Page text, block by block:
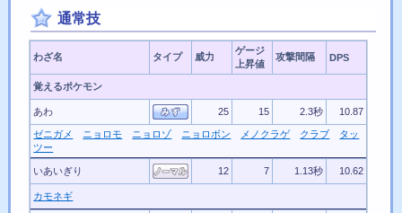
通常技
わざ名 タイプ 威力
ゲージ
上昇値
攻撃間隔 DPS
覚えるポケモン
あわ 25 15 2.3秒 10.87
ゼニガメ ニョロモ ニョロゾ ニョロボン メノクラゲ クラブ
タッ
ツー
いあいぎり 12 7 1.13秒 10.62
カモネギ